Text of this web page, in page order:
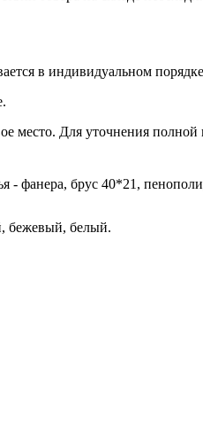
в индивидуальном
Для уточнения полной
фанера, брус 40*21,
бежевый, белый.